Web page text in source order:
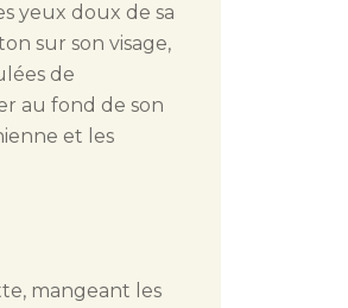
yeux doux de sa
sur son visage,
de
au fond de son
et les
mangeant les